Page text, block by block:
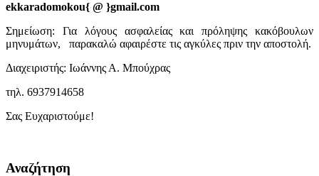
ekkaradomokou{ @ }gmail.com
Σημείωση: Για λόγους ασφαλείας και πρόληψης κακόβουλων
μηνυμάτων, παρακαλώ αφαιρέστε τις αγκύλες πριν την αποστολή.
Διαχειριστής: Ιωάννης Α. Μπούχρας
τηλ. 6937914658
Σας Ευχαριστούμε!
Αναζήτηση